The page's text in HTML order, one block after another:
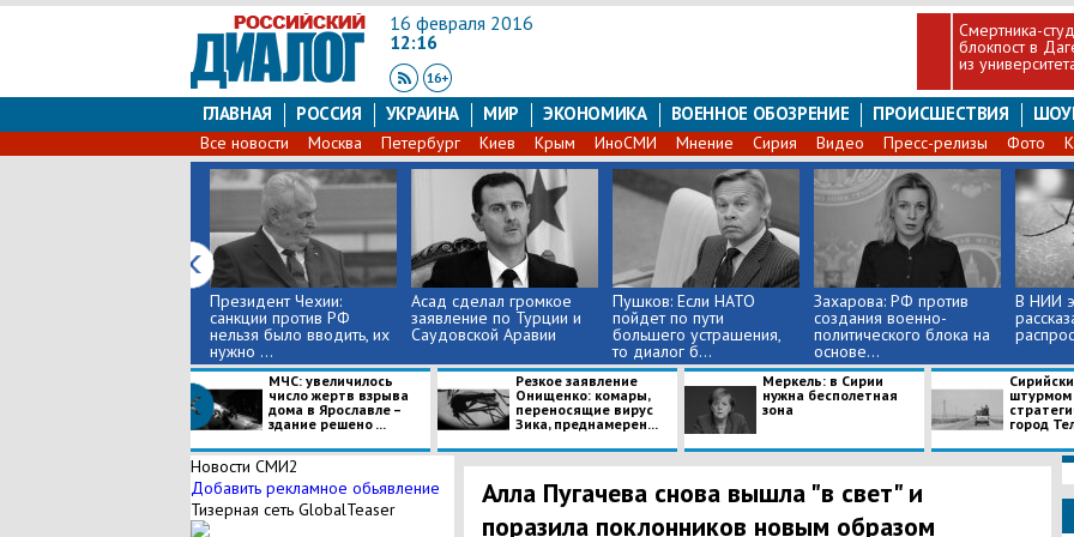
16 февраля 2016
12:16
Смертника-
блокпост в
из
ГЛАВНАЯ РОССИЯ УКРАИНА МИР ЭКОНОМИКА ВОЕННОЕ ОБОЗРЕНИЕ ПРОИСШЕСТВИЯ
Все новости Москва Петербург Киев Крым ИноСМИ Мнение Сирия Видео Пресс-релизы Фото
Президент Чехии:
санкции против РФ
нельзя было вводить, их
нужно ...
Асад сделал громкое
заявление по Турции и
Саудовской Аравии
Пушков: Если НАТО
пойдет по пути
большего устрашения,
то диалог б...
Захарова: РФ против
создания военно-
политического блока на
основе...
В ​НИИ
МЧС: увеличилось
число жертв взрыва
дома в Ярославле –
здание решено ...
Резкое заявление
Онищенко: комары,
переносящие вирус
Зика, преднамерен...
Меркель: в Сирии
нужна бесполетная
зона
штурмом
город
Новости СМИ2
Добавить рекламное обьявление
Тизерная сеть GlobalTeaser
Алла Пугачева снова вышла "в свет" и
поразила поклонников новым образом